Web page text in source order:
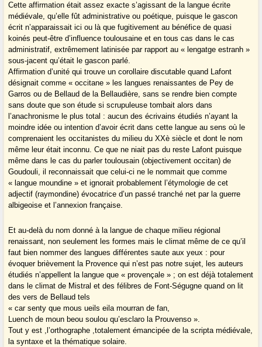
Cette affirmation était assez exacte s’agissant de la langue écrite
médiévale, qu’elle fût administrative ou poétique, puisque le gascon
écrit n’apparaissait ici ou là que fugitivement au bénéfice de quasi
koinés peut-être d’influence toulousaine et en tous cas dans le cas
administratif, extrêmement latinisée par rapport au « lengatge estranh »
sous-jacent qu’était le gascon parlé.
Affirmation d’unité qui trouve un corollaire discutable quand Lafont
désignait comme « occitane » les langues renaissantes de Pey de
Garros ou de Bellaud de la Bellaudière, sans se rendre bien compte
sans doute que son étude si scrupuleuse tombait alors dans
l’anachronisme le plus total : aucun des écrivains étudiés n’ayant la
moindre idée ou intention d’avoir écrit dans cette langue au sens où le
comprenaient les occitanistes du milieu du XXè siècle et dont le nom
même leur était inconnu. Ce que ne niait pas du reste Lafont puisque
même dans le cas du parler toulousain (objectivement occitan) de
Goudouli, il reconnaissait que celui-ci ne le nommait que comme
« langue moundine » et ignorait probablement l’étymologie de cet
adjectif (raymondine) évocatrice d’un passé tranché net par la guerre
albigeoise et l’annexion française.
Et au-delà du nom donné à la langue de chaque milieu régional
renaissant, non seulement les formes mais le climat même de ce qu’il
faut bien nommer des langues différentes saute aux yeux : pour
évoquer brièvement la Provence qui n’est pas notre sujet, les auteurs
étudiés n’appellent la langue que « provençale » ; on est déjà totalement
dans le climat de Mistral et des félibres de Font-Ségugne quand on lit
des vers de Bellaud tels
« car senty que mous ueils eila mourran de fan,
Luench de moun beou soulou qu’esclaro la Prouvenso ».
Tout y est ,l’orthographe ,totalement émancipée de la scripta médiévale,
la syntaxe et la thématique solaire.